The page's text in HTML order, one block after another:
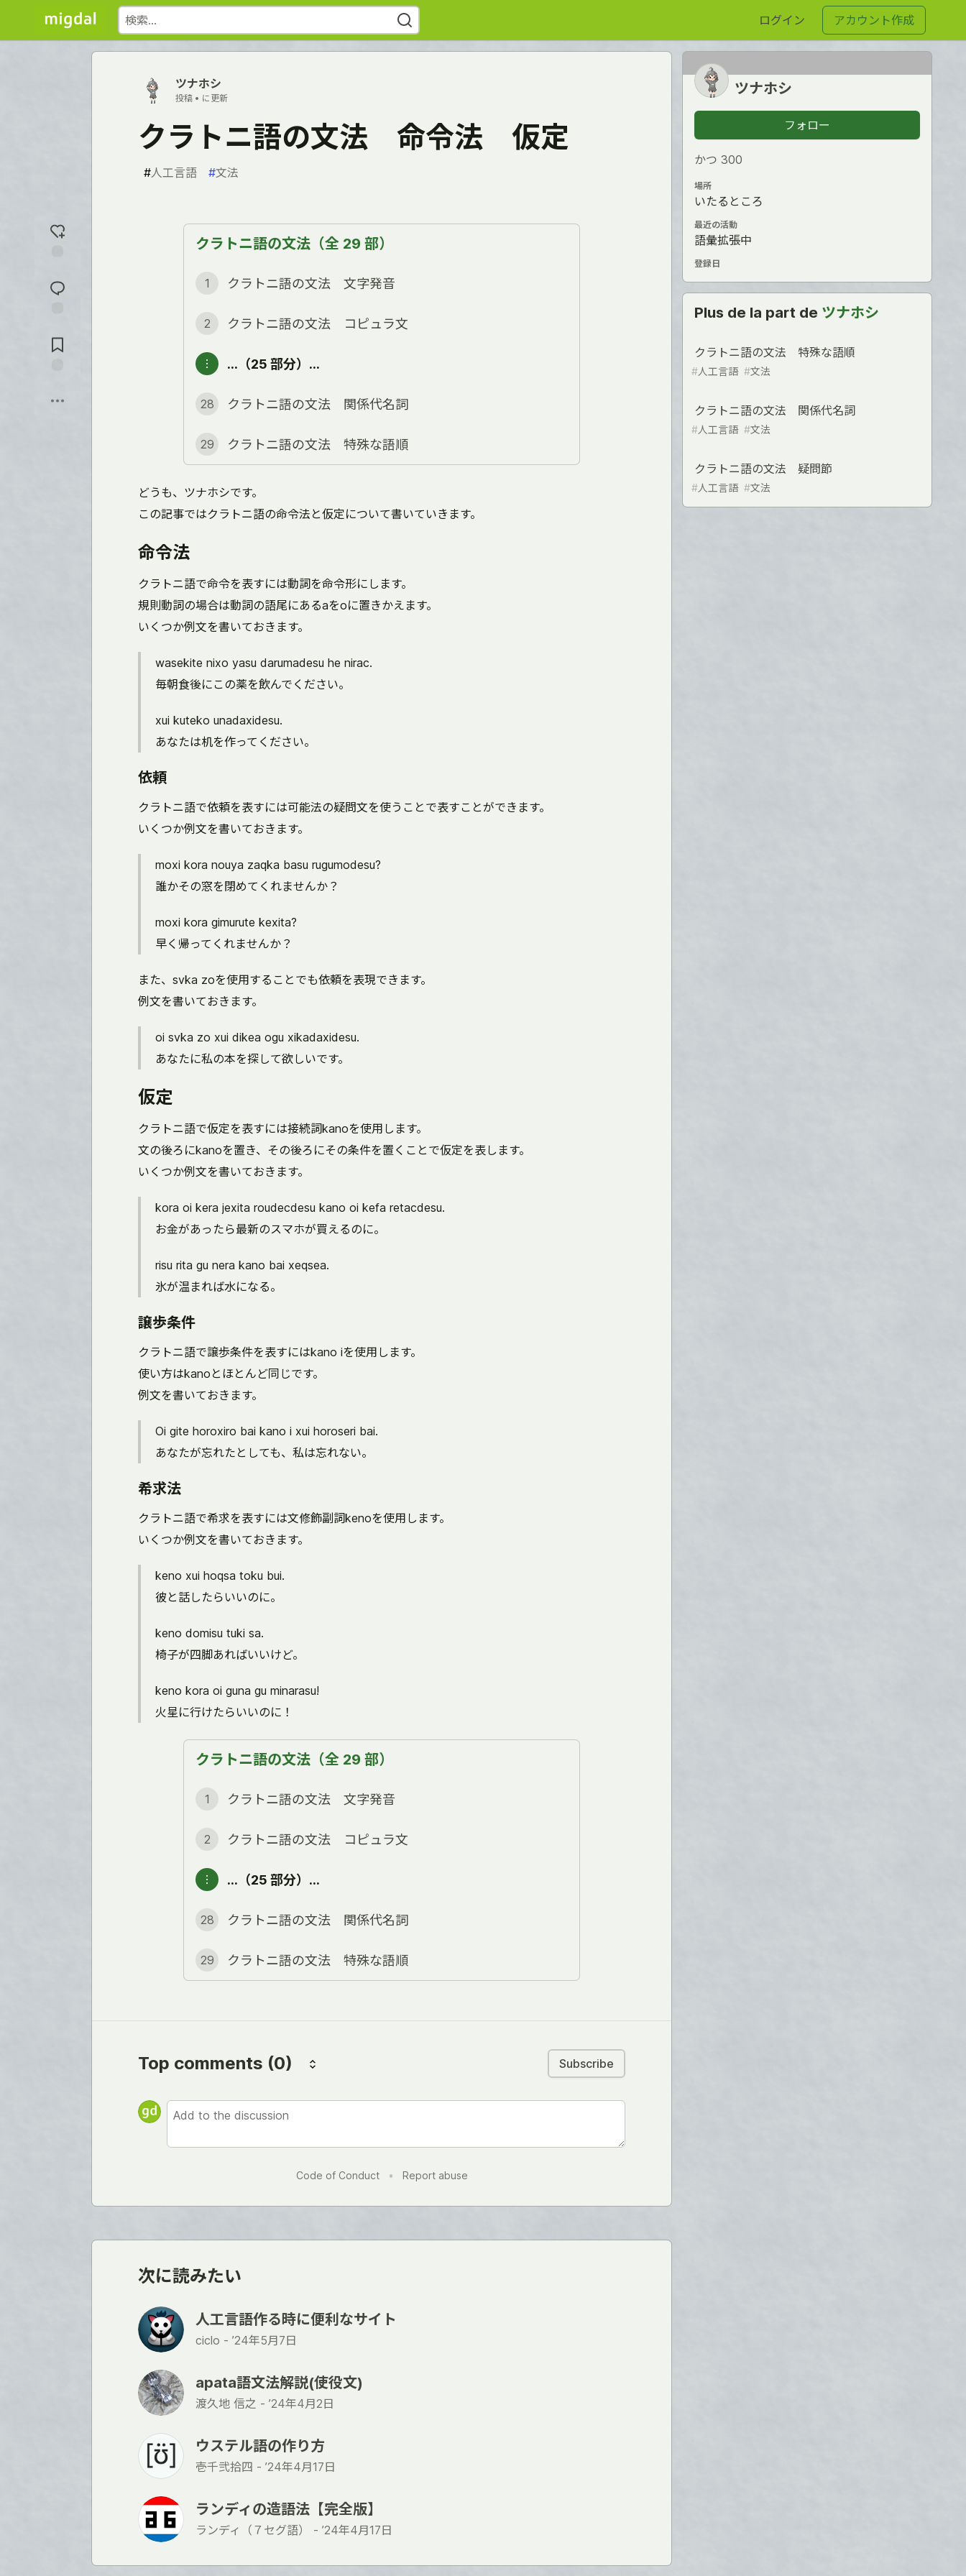
ログイン アカウント作成
応
を
メ
ン
ぶ
ツナホシ
投稿 • に更新
クラトニ語の文法 命令法 仮定
#人工言語 #文法
クラトニ語の文法（全 29 部）
1 クラトニ語の文法 文字発音
2 クラトニ語の文法 コピュラ文
︙ …（25 部分）…
28 クラトニ語の文法 関係代名詞
29 クラトニ語の文法 特殊な語順
どうも、ツナホシです。
この記事ではクラトニ語の命令法と仮定について書いていきます。
命令法
クラトニ語で命令を表すには動詞を命令形にします。
規則動詞の場合は動詞の語尾にあるaをoに置きかえます。
いくつか例文を書いておきます。
wasekite nixo yasu darumadesu he nirac.
毎朝食後にこの薬を飲んでください。
xui kuteko unadaxidesu.
あなたは机を作ってください。
依頼
クラトニ語で依頼を表すには可能法の疑問文を使うことで表すことができます。
いくつか例文を書いておきます。
moxi kora nouya zaqka basu rugumodesu?
誰かその窓を閉めてくれませんか？
moxi kora gimurute kexita?
早く帰ってくれませんか？
また、svka zoを使用することでも依頼を表現できます。
例文を書いておきます。
oi svka zo xui dikea ogu xikadaxidesu.
あなたに私の本を探して欲しいです。
仮定
クラトニ語で仮定を表すには接続詞kanoを使用します。
文の後ろにkanoを置き、その後ろにその条件を置くことで仮定を表します。
いくつか例文を書いておきます。
kora oi kera jexita roudecdesu kano oi kefa retacdesu.
お金があったら最新のスマホが買えるのに。
risu rita gu nera kano bai xeqsea.
氷が温まれば水になる。
譲歩条件
クラトニ語で譲歩条件を表すにはkano iを使用します。
使い方はkanoとほとんど同じです。
例文を書いておきます。
Oi gite horoxiro bai kano i xui horoseri bai.
あなたが忘れたとしても、私は忘れない。
希求法
クラトニ語で希求を表すには文修飾副詞kenoを使用します。
いくつか例文を書いておきます。
keno xui hoqsa toku bui.
彼と話したらいいのに。
keno domisu tuki sa.
椅子が四脚あればいいけど。
keno kora oi guna gu minarasu!
火星に行けたらいいのに！
クラトニ語の文法（全 29 部）
1 クラトニ語の文法 文字発音
2 クラトニ語の文法 コピュラ文
︙ …（25 部分）…
28 クラトニ語の文法 関係代名詞
29 クラトニ語の文法 特殊な語順
Top comments (0) Subscribe
Code of Conduct • Report abuse
次に読みたい
人工言語作る時に便利なサイト
ciclo - ’24年5月7日
apata語文法解説(使役文)
渡久地 信之 - ’24年4月2日
ウステル語の作り方
壱千弐拾四 - ’24年4月17日
ランディの造語法【完全版】
ランディ（７セグ語） - ’24年4月17日
ツナホシ
フォロー
かつ З00
場所
いたるところ
最近の活動
語彙拡張中
登録日
Plus de la part de ツナホシ
クラトニ語の文法 特殊な語順
#人工言語 #文法
クラトニ語の文法 関係代名詞
#人工言語 #文法
クラトニ語の文法 疑問節
#人工言語 #文法